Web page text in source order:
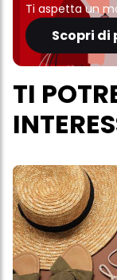
Ti aspetta un
Scopri di
TI